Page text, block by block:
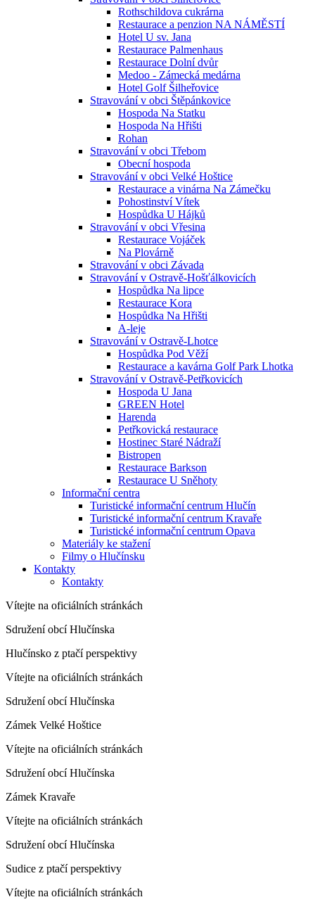
Rothschildova cukrárna
Restaurace a penzion NA NÁMĚSTÍ
Hotel U sv. Jana
Restaurace Palmenhaus
Restaurace Dolní dvůr
Medoo - Zámecká medárna
Hotel Golf Šilheřovice
Stravování v obci Štěpánkovice
Hospoda Na Statku
Hospoda Na Hřišti
Rohan
Stravování v obci Třebom
Obecní hospoda
Stravování v obci Velké Hoštice
Restaurace a vinárna Na Zámečku
Pohostinství Vítek
Hospůdka U Hájků
Stravování v obci Vřesina
Restaurace Vojáček
Na Plovárně
Stravování v obci Závada
Stravování v Ostravě-Hošťálkovicích
Hospůdka Na lipce
Restaurace Kora
Hospůdka Na Hřišti
A-leje
Stravování v Ostravě-Lhotce
Hospůdka Pod Věží
Restaurace a kavárna Golf Park Lhotka
Stravování v Ostravě-Petřkovicích
Hospoda U Jana
GREEN Hotel
Harenda
Petřkovická restaurace
Hostinec Staré Nádraží
Bistropen
Restaurace Barkson
Restaurace U Sněhoty
Informační centra
Turistické informační centrum Hlučín
Turistické informační centrum Kravaře
Turistické informační centrum Opava
Materiály ke stažení
Filmy o Hlučínsku
Kontakty
Kontakty
Vítejte na oficiálních stránkách
Sdružení obcí Hlučínska
Hlučínsko z ptačí perspektivy
Vítejte na oficiálních stránkách
Sdružení obcí Hlučínska
Zámek Velké Hoštice
Vítejte na oficiálních stránkách
Sdružení obcí Hlučínska
Zámek Kravaře
Vítejte na oficiálních stránkách
Sdružení obcí Hlučínska
Sudice z ptačí perspektivy
Vítejte na oficiálních stránkách